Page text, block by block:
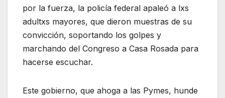
por la fuerza, la policía federal apaleó a lxs
adultxs mayores, que dieron muestras de su
convicción, soportando los golpes y
marchando del Congreso a Casa Rosada para
hacerse escuchar.
Este gobierno, que ahoga a las Pymes, hunde